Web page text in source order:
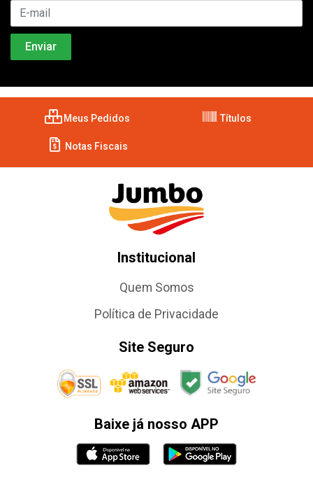
Meus Pedidos Títulos
Notas Fiscais
Institucional
Quem Somos
Política de Privacidade
Site Seguro
Baixe já nosso APP